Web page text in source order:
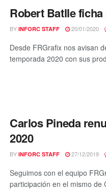
Robert Batlle
BY INFORC STAFF 20/01/2020
Desde FRGrafix nos avisan
temporada 2020 con sus
Carlos Pineda
2020
BY INFORC STAFF 27/12/2019
Seguimos con el equipo
participación en el mismo de